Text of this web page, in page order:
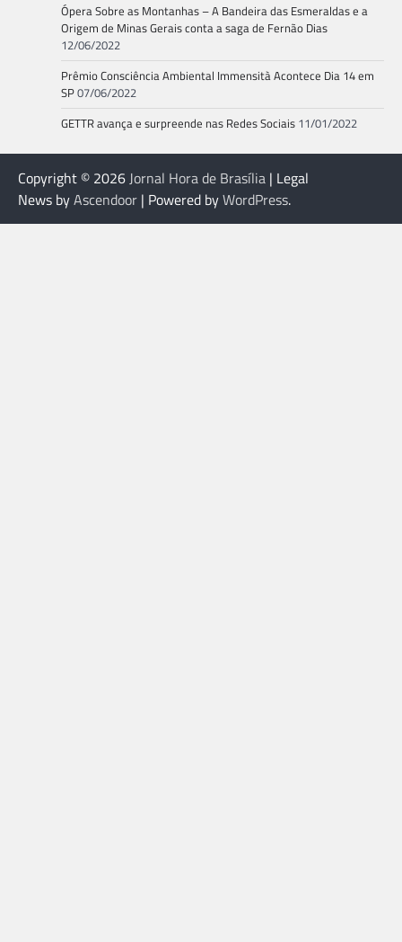
Ópera Sobre as Montanhas – A Bandeira das Esmeraldas e a
Origem de Minas Gerais conta a saga de Fernão Dias
12/06/2022
Prêmio Consciência Ambiental Immensità Acontece Dia 14 em
SP07/06/2022
GETTR avança e surpreende nas Redes Sociais 11/01/2022
Copyright © 2026Jornal Hora de Brasília | Legal
News byAscendoor | Powered byWordPress.